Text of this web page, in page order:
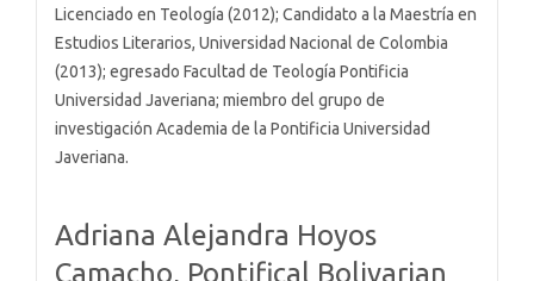
Licenciado en Teología (2012); Candidato a la Maestría en
Estudios Literarios, Universidad Nacional de Colombia
(2013); egresado Facultad de Teología Pontificia
Universidad Javeriana; miembro del grupo de
investigación Academia de la Pontificia Universidad
Javeriana.
Adriana Alejandra Hoyos
Camacho, Pontifical Bolivarian